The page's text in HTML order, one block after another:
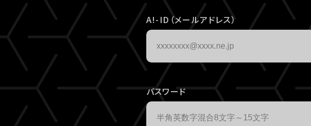
A!-ID（メールアドレス）
パスワード